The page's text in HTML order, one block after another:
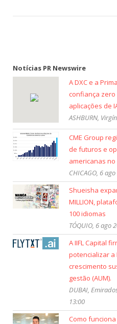
Notícias PR Newswire
A DXC e a
confiança
aplicações de
ASHBURN,
CME Group
de futuros e
americanas
CHICAGO, 6
Shueisha
MILLION,
100 idiomas
TÓQUIO, 6 ago
A IIFL Capital
potencializar a
crescimento
gestão (AUM).
DUBAI,
13:00
Como